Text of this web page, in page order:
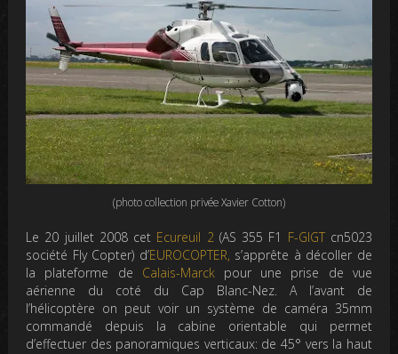
(photo collection privée Xavier Cotton)
Le 20 juillet 2008 cet Ecureuil 2(AS 355 F1 F-GIGTcn5023
société Fly Copter) d’EUROCOPTER, s’apprête à décoller de
la plateforme de Calais-Marckpour une prise de vue
aérienne du coté du Cap Blanc-Nez. A l’avant de
l’hélicoptère on peut voir un système de caméra 35mm
commandé depuis la cabine orientable qui permet
d’effectuer des panoramiques verticaux: de 45° vers la haut